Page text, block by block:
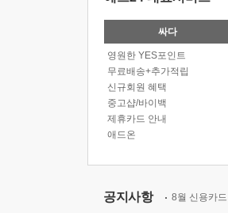
싸다
영원한 YES포인트
무료배송+추가적립
신규회원 혜택
중고샵/바이백
제휴카드 안내
애드온
공지사항 8월 신용카